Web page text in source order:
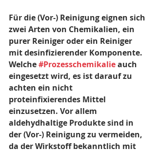
Für die (Vor-) Reinigung eignen sich
zwei Arten von Chemikalien, ein
purer Reiniger oder ein Reiniger
mit desinfizierender Komponente.
Welche #Prozesschemikalie auch
eingesetzt wird, es ist darauf zu
achten ein nicht
proteinfixierendes Mittel
einzusetzen. Vor allem
aldehydhaltige Produkte sind in
der (Vor-) Reinigung zu vermeiden,
da der Wirkstoff bekanntlich mit